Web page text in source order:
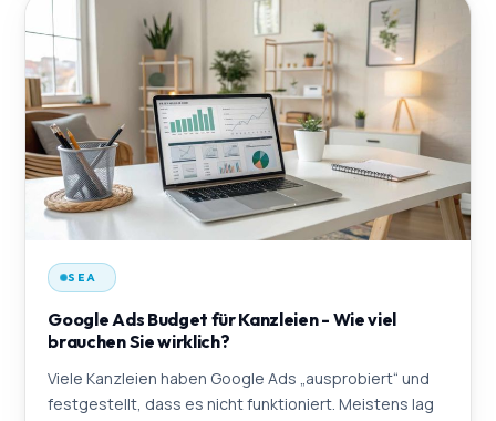
SEA
Google Ads Budget für Kanzleien - Wie viel
brauchen Sie wirklich?
Viele Kanzleien haben Google Ads „ausprobiert“ und
festgestellt, dass es nicht funktioniert. Meistens lag